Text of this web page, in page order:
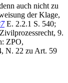
auch nicht zu
der Klage,
E. 2.2.1 S. 540;
9.
ZPO,
N. 22 zu Art. 59